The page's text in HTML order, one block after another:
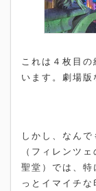
これは４枚目
います。劇場版
しかし、なん
（フィレンツ
聖堂）では、特
っとイマイチな